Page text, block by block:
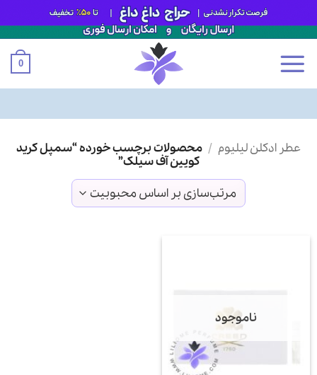
0
عطر ادکلن لیلیوم / محصولات برچسب خورده “سمپل کرید
کویین آف سیلک”
ناموجود